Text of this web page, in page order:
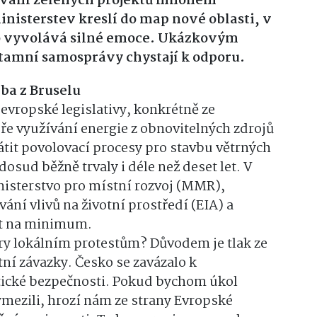
kreslí do map nové oblasti, v
silné emoce. Ukázkovým
samosprávy chystají k odporu.
z Bruselu
legislativy, konkrétně ze
využívání energie z obnovitelných zdrojů
povolovací procesy pro stavbu větrných
běžně trvaly i déle než deset let. V
pro místní rozvoj (MMR),
vlivů na životní prostředí (EIA) a
na minimum.
lokálním protestům? Důvodem je tlak ze
závazky. Česko se zavázalo k
bezpečnosti. Pokud bychom úkol
hrozí nám ze strany Evropské